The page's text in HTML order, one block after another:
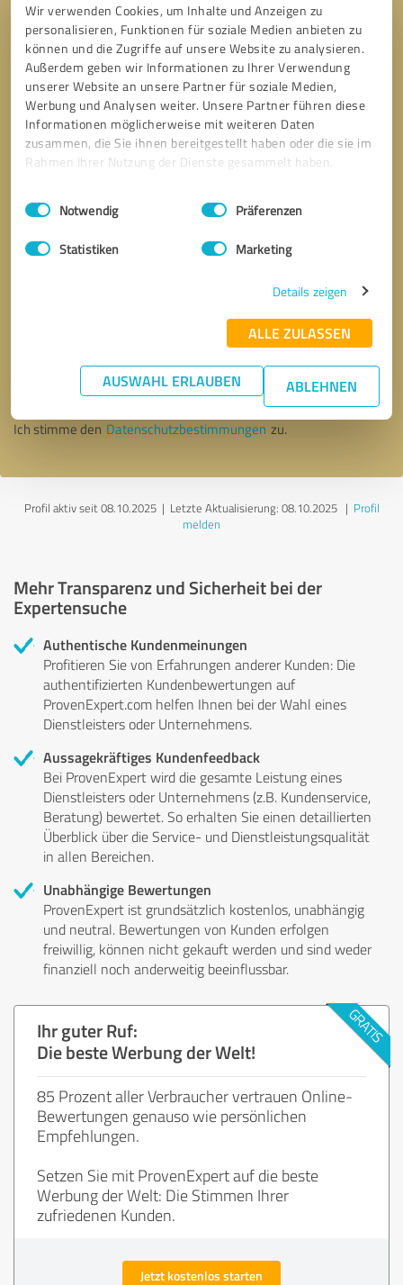
Wir verwenden Cookies, um Inhalte und Anzeigen zu
personalisieren, Funktionen für soziale Medien anbieten zu
können und die Zugriffe auf unsere Website zu analysieren.
Außerdem geben wir Informationen zu Ihrer Verwendung
unserer Website an unsere Partner für soziale Medien,
Werbung und Analysen weiter. Unsere Partner führen diese
Informationen möglicherweise mit weiteren Daten
zusammen, die Sie ihnen bereitgestellt haben oder die sie im
Rahmen Ihrer Nutzung der Dienste gesammelt haben.
Impressum Datenschutzbestimmungen
Einwilligungsauswahl
Notwendig Präferenzen
Statistiken Marketing
Details zeigen
ALLE ZULASSEN
AUSWAHL ERLAUBEN ABLEHNEN
* Erforderliche Angaben
Nachricht senden
Ich stimme den Datenschutzbestimmungen zu.
Profil aktiv seit 08.10.2025 | Letzte Aktualisierung: 08.10.2025| Profil
melden
Mehr Transparenz und Sicherheit bei der
Expertensuche
Authentische Kundenmeinungen
Profitieren Sie von Erfahrungen anderer Kunden: Die
authentifizierten Kundenbewertungen auf
ProvenExpert.com helfen Ihnen bei der Wahl eines
Dienstleisters oder Unternehmens.
Aussagekräftiges Kundenfeedback
Bei ProvenExpert wird die gesamte Leistung eines
Dienstleisters oder Unternehmens (z.B. Kundenservice,
Beratung) bewertet. So erhalten Sie einen detaillierten
Überblick über die Service- und Dienstleistungsqualität
in allen Bereichen.
Unabhängige Bewertungen
ProvenExpert ist grundsätzlich kostenlos, unabhängig
und neutral. Bewertungen von Kunden erfolgen
freiwillig, können nicht gekauft werden und sind weder
finanziell noch anderweitig beeinflussbar.
Ihr guter Ruf:
Die beste Werbung der Welt!
85 Prozent aller Verbraucher vertrauen Online-
Bewertungen genauso wie persönlichen
Empfehlungen.
Setzen Sie mit ProvenExpert auf die beste
Werbung der Welt: Die Stimmen Ihrer
zufriedenen Kunden.
Jetzt kostenlos starten